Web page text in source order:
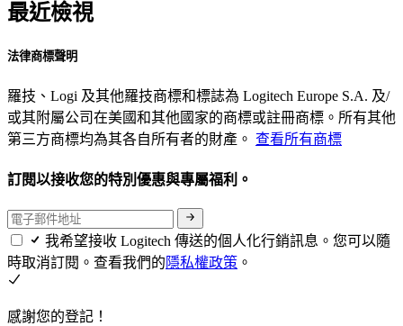
最近檢視
法律商標聲明
羅技、Logi 及其他羅技商標和標誌為 Logitech Europe S.A. 及/
或其附屬公司在美國和其他國家的商標或註冊商標。所有其他
第三方商標均為其各自所有者的財產。 查看所有商標
訂閱以接收您的特別優惠與專屬福利。
我希望接收 Logitech 傳送的個人化行銷訊息。您可以隨
時取消訂閱。查看我們的隱私權政策 。
感謝您的登記！